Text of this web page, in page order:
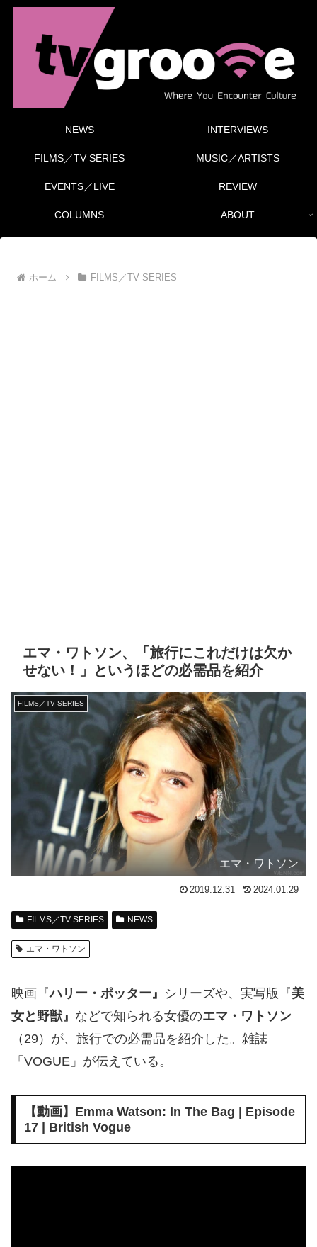
NEWS INTERVIEWS
FILMS／TV SERIES MUSIC／ARTISTS
EVENTS／LIVE REVIEW
COLUMNS ABOUT
ホーム FILMS／TV SERIES
エマ・ワトソン、「旅行にこれだけは欠か
せない！」というほどの必需品を紹介
FILMS／TV SERIES
エマ・ワトソン
2019.12.31 2024.01.29
FILMS／TV SERIES NEWS
エマ・ワトソン
映画『ハリー・ポッター』 シリーズや、実写版『美
女と野獣』 などで知られる女優のエマ・ワトソン
（29）が、旅行での必需品を紹介した。雑誌
「VOGUE」が伝えている。
【動画】Emma Watson: In The Bag | Episode
17 | British Vogue